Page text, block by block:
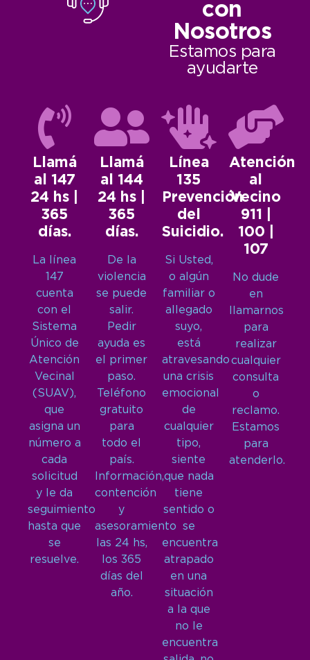
con
Nosotros
Estamos para
ayudarte
Llamá
al 147
24 hs |
365
días.
La línea
147
cuenta
con el
Sistema
Único de
Atención
Vecinal
(SUAV),
que
asigna un
número a
cada
solicitud
y le da
seguimiento
hasta que
se
resuelve.
Llamá
al 144
24 hs |
365
días.
De la
violencia
se puede
salir.
Pedir
ayuda es
el primer
paso.
Teléfono
gratuito
para
todo el
país.
Información,
contención
y
asesoramiento
las 24 hs,
los 365
días del
año.
Línea
135
Prevención
del
Suicidio.
Si Usted,
o algún
familiar o
allegado
suyo,
está
atravesando
una crisis
emocional
de
cualquier
tipo,
siente
que nada
tiene
sentido o
se
encuentra
atrapado
en una
situación
a la que
no le
encuentra
Atención
al
Vecino
911 |
100 |
107
No dude
en
llamarnos
para
realizar
cualquier
consulta
o
reclamo.
Estamos
para
atenderlo.